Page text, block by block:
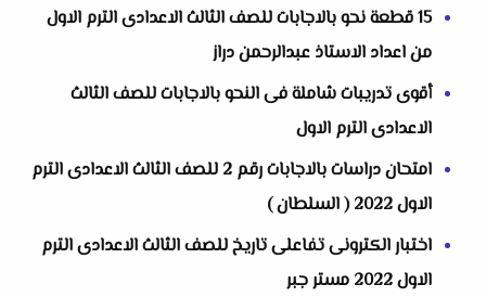
15 قطعة نحو بالاجابات للصف الثالث الاعدادى الترم الاول
من اعداد الاستاذ عبدالرحمن دراز
أقوى تدريبات شاملة فى النحو بالاجابات للصف الثالث
الاعدادى الترم الاول
امتحان دراسات بالاجابات رقم 2 للصف الثالث الاعدادى الترم
الاول 2022 ( السلطان )
اختبار الكترونى تفاعلى تاريخ للصف الثالث الاعدادى الترم
الاول 2022 مستر جبر